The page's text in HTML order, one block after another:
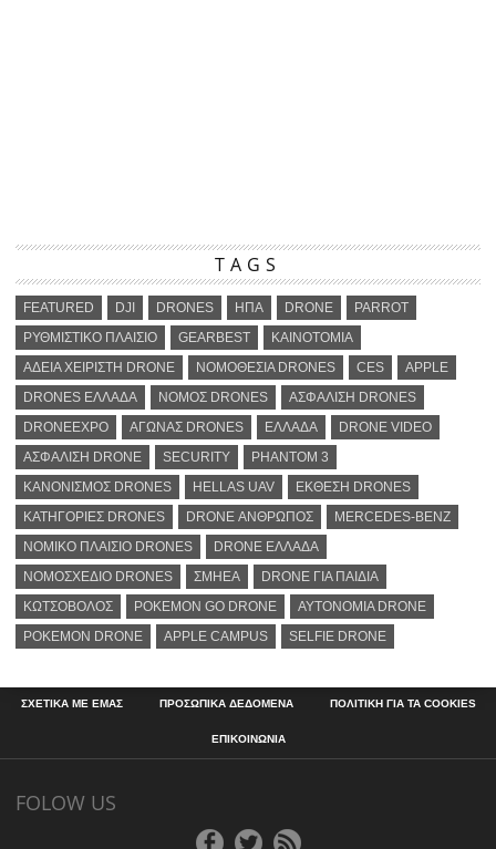
TAGS
FEATURED DJI DRONES ΗΠΑ DRONE
PARROT
ΡΥΘΜΙΣΤΙΚΟ ΠΛΑΙΣΙΟ
GEARBEST
ΚΑΙΝΟΤΟΜΙΑ
ΑΔΕΙΑ ΧΕΙΡΙΣΤΗ DRONE
ΝΟΜΟΘΕΣΙΑ DRONES CES
APPLE
DRONES ΕΛΛΑΔΑ
ΝΟΜΟΣ DRONES
ΑΣΦΑΛΙΣΗ DRONES
DRONEEXPO
ΑΓΩΝΑΣ DRONES ΕΛΛΑΔΑ
DRONE VIDEO
ΑΣΦΑΛΙΣΗ DRONE
SECURITY
PHANTOM 3
ΚΑΝΟΝΙΣΜΟΣ DRONES
HELLAS UAV
ΕΚΘΕΣΗ DRONES
ΚΑΤΗΓΟΡΙΕΣ DRONES
DRONE ΑΝΘΡΩΠΟΣ
MERCEDES-BENZ
ΝΟΜΙΚΟ ΠΛΑΙΣΙΟ DRONES
DRONE ΕΛΛΑΔΑ
ΝΟΜΟΣΧΕΔΙΟ DRONES
ΣΜΗΕΑ
DRONE ΓΙΑ ΠΑΙΔΙΑ
ΚΩΤΣΟΒΟΛΟΣ
POKEMON GO DRONE
ΑΥΤΟΝΟΜΙΑ DRONE
POKEMON DRONE
APPLE CAMPUS SELFIE DRONE
ΣΧΕΤΙΚΑ ΜΕ ΕΜΑΣ ΠΡΟΣΩΠΙΚΑ ΔΕΔΟΜΕΝΑ ΠΟΛΙΤΙΚΗ ΓΙΑ ΤΑ COOKIES
ΕΠΙΚΟΙΝΩΝΙΑ
FOLOW US